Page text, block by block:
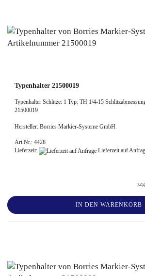
Typenhalter 21500019
Typenhalter Schlitze: 1 Typ: TH 1/4-15
21500019
Hersteller: Borries Markier-Systeme GmbH.
Art.Nr.: 4428
Lieferzeit:
Lieferzeit auf
IN DEN WARENKORB